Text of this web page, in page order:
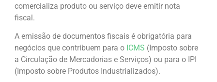
comercializa produto ou serviço deve emitir nota
fiscal.
A emissão de documentos fiscais é obrigatória para
negócios que contribuem para o ICMS (Imposto sobre
a Circulação de Mercadorias e Serviços) ou para o IPI
(Imposto sobre Produtos Industrializados).